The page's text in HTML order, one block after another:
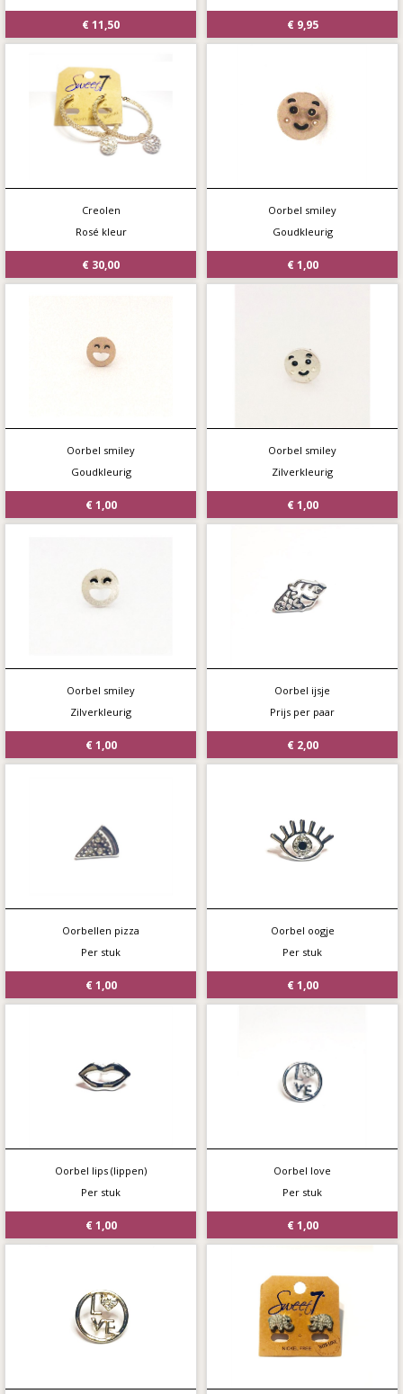
€ 11,50 € 9,95
Creolen
Rosé kleur
€ 30,00
Oorbel smiley
Goudkleurig
€ 1,00
Oorbel smiley
Goudkleurig
€ 1,00
Oorbel smiley
Zilverkleurig
€ 1,00
Oorbel smiley
Zilverkleurig
€ 1,00
Oorbel ijsje
Prijs per paar
€ 2,00
Oorbellen pizza
Per stuk
€ 1,00
Oorbel oogje
Per stuk
€ 1,00
Oorbel lips (lippen)
Per stuk
€ 1,00
Oorbel love
Per stuk
€ 1,00